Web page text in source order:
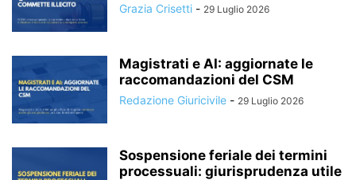
Grazia Crisetti - 29 Luglio 2026
Magistrati e AI: aggiornate le
raccomandazioni del CSM
Redazione Giuricivile - 29 Luglio 2026
Sospensione feriale dei termini
processuali: giurisprudenza utile